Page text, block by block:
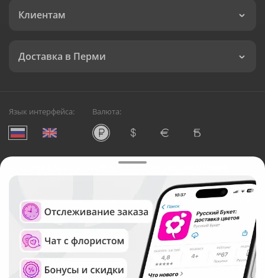
Клиентам
Доставка в Перми
Язык интерфейса: Валюта:
Служба круглосуточной доставки цветов в Перми
Русский Букет, 2026
Общество с ограниченной ответственностью «Технология»
ОГРН: 1195476081745, ИНН: 5410081997
Юридический адрес: г. Новосибирск, ул. Ипподромская,
д.42, оф. 3
Рейтинг Русского букета в г. Пермь